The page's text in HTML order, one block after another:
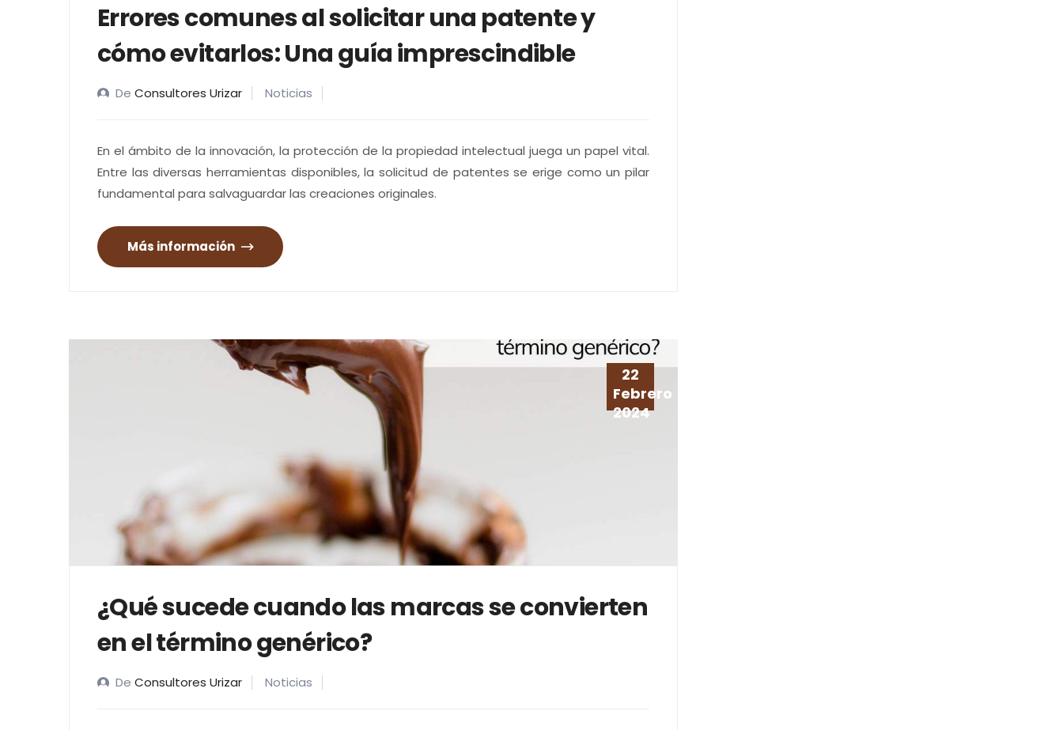
Errores comunes al solicitar una patente y
cómo evitarlos: Una guía imprescindible
De Consultores Urizar Noticias
En el ámbito de la innovación, la protección de la propiedad intelectual juega un papel vital.
Entre las diversas herramientas disponibles, la solicitud de patentes se erige como un pilar
fundamental para salvaguardar las creaciones originales.
Más información
22
Febrero
2024
¿Qué sucede cuando las marcas se convierten
en el término genérico?
De Consultores Urizar Noticias